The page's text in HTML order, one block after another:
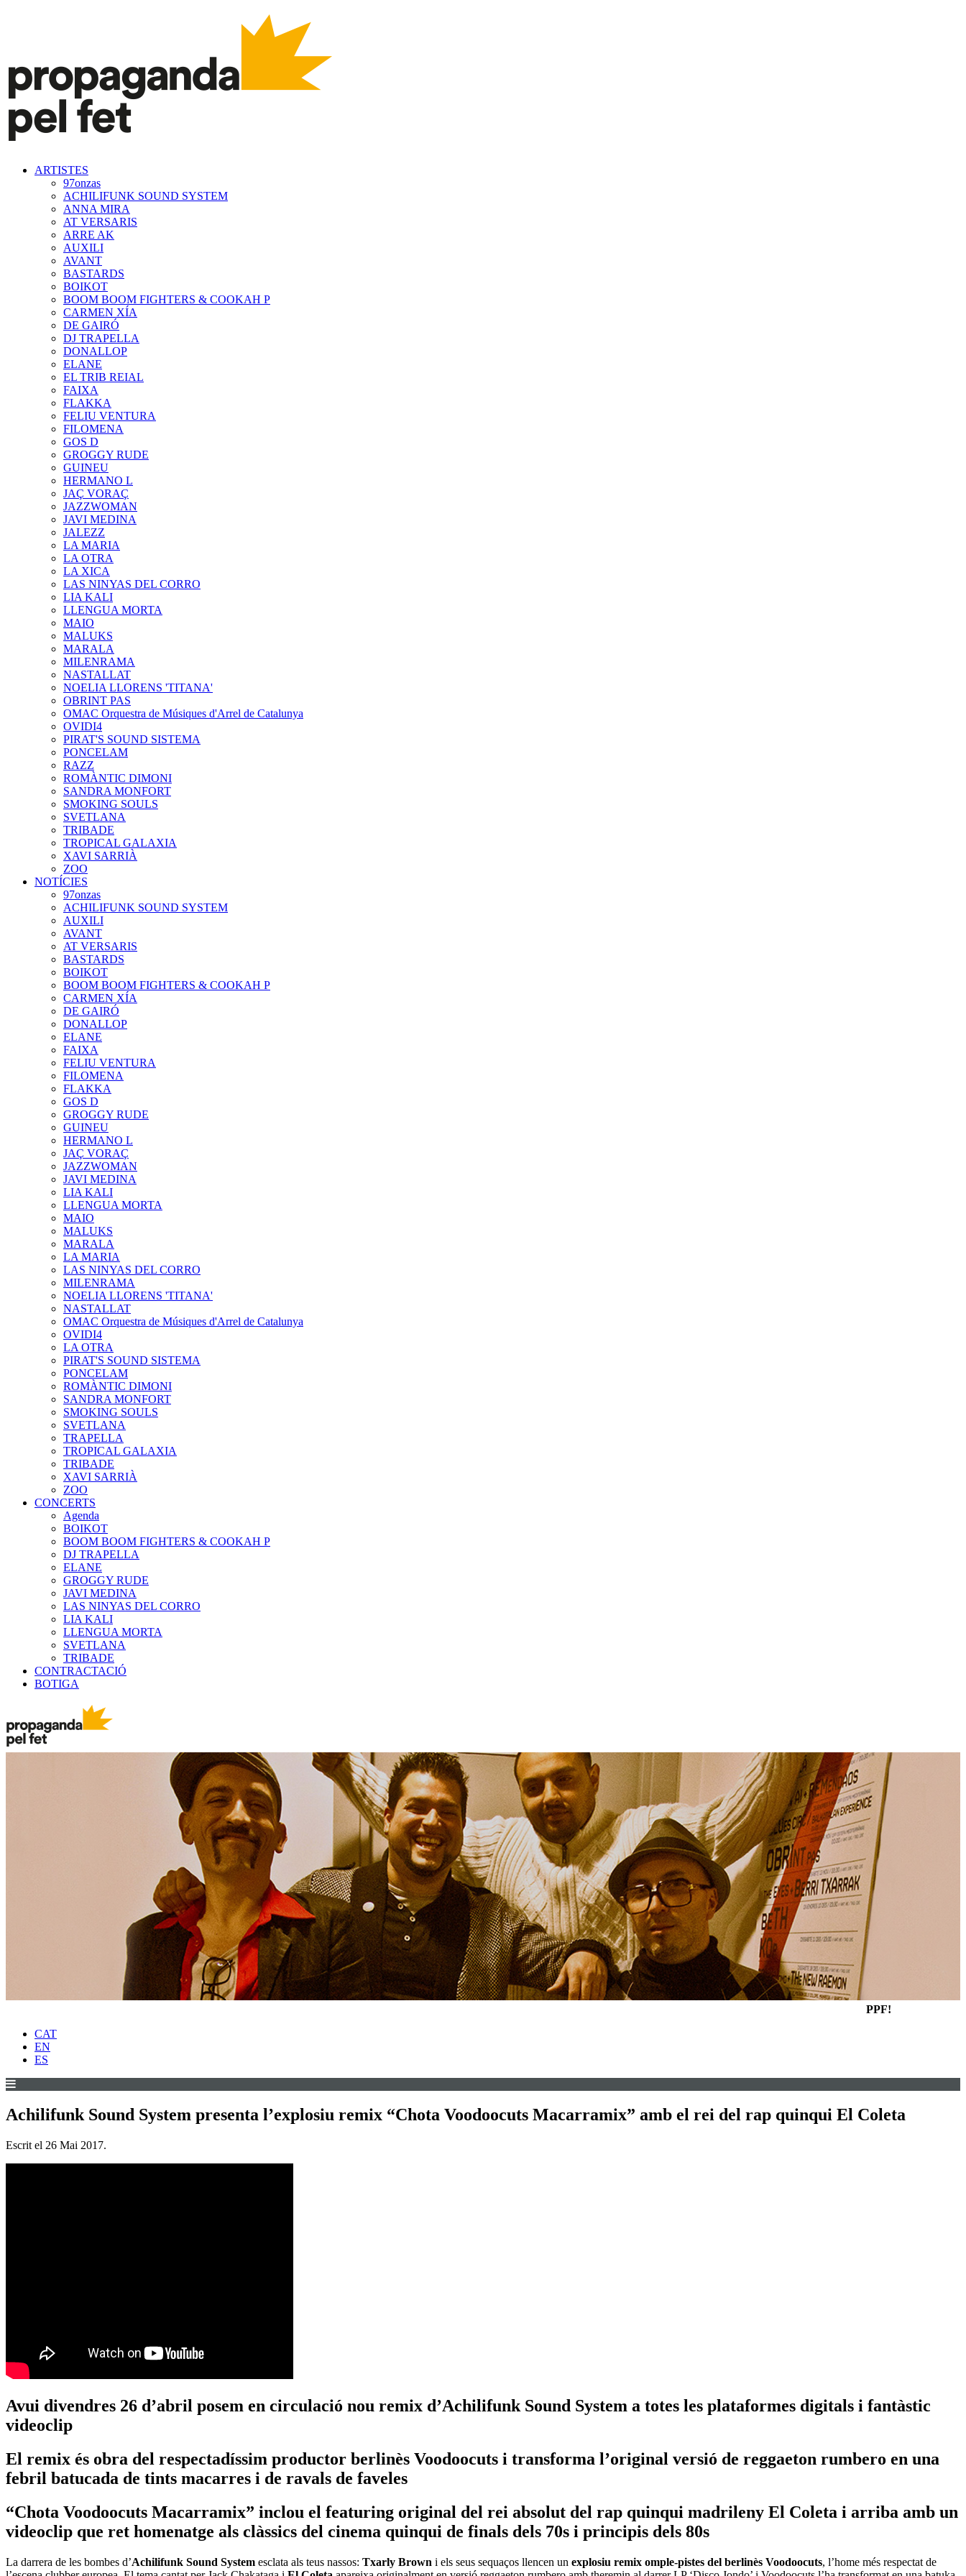
ARTISTES
97onzas
ACHILIFUNK SOUND SYSTEM
ANNA MIRA
AT VERSARIS
ARRE AK
AUXILI
AVANT
BASTARDS
BOIKOT
BOOM BOOM FIGHTERS & COOKAH P
CARMEN XÍA
DE GAIRÓ
DJ TRAPELLA
DONALLOP
ELANE
EL TRIB REIAL
FAIXA
FLAKKA
FELIU VENTURA
FILOMENA
GOS D
GROGGY RUDE
GUINEU
HERMANO L
JAÇ VORAÇ
JAZZWOMAN
JAVI MEDINA
JALEZZ
LA MARIA
LA OTRA
LA XICA
LAS NINYAS DEL CORRO
LIA KALI
LLENGUA MORTA
MAIO
MALUKS
MARALA
MILENRAMA
NASTALLAT
NOELIA LLORENS 'TITANA'
OBRINT PAS
OMAC Orquestra de Músiques d'Arrel de Catalunya
OVIDI4
PIRAT'S SOUND SISTEMA
PONCELAM
RAZZ
ROMÀNTIC DIMONI
SANDRA MONFORT
SMOKING SOULS
SVETLANA
TRIBADE
TROPICAL GALAXIA
XAVI SARRIÀ
ZOO
NOTÍCIES
97onzas
ACHILIFUNK SOUND SYSTEM
AUXILI
AVANT
AT VERSARIS
BASTARDS
BOIKOT
BOOM BOOM FIGHTERS & COOKAH P
CARMEN XÍA
DE GAIRÓ
DONALLOP
ELANE
FAIXA
FELIU VENTURA
FILOMENA
FLAKKA
GOS D
GROGGY RUDE
GUINEU
HERMANO L
JAÇ VORAÇ
JAZZWOMAN
JAVI MEDINA
LIA KALI
LLENGUA MORTA
MAIO
MALUKS
MARALA
LA MARIA
LAS NINYAS DEL CORRO
MILENRAMA
NOELIA LLORENS 'TITANA'
NASTALLAT
OMAC Orquestra de Músiques d'Arrel de Catalunya
OVIDI4
LA OTRA
PIRAT'S SOUND SISTEMA
PONCELAM
ROMÀNTIC DIMONI
SANDRA MONFORT
SMOKING SOULS
SVETLANA
TRAPELLA
TROPICAL GALAXIA
TRIBADE
XAVI SARRIÀ
ZOO
CONCERTS
Agenda
BOIKOT
BOOM BOOM FIGHTERS & COOKAH P
DJ TRAPELLA
ELANE
GROGGY RUDE
JAVI MEDINA
LAS NINYAS DEL CORRO
LIA KALI
LLENGUA MORTA
SVETLANA
TRIBADE
CONTRACTACIÓ
BOTIGA
PPF!
CAT
EN
ES
Achilifunk Sound System presenta l’explosiu remix “Chota Voodoocuts Macarramix” amb el rei del rap quinqui El Coleta
Escrit el 26 Mai 2017.
Avui divendres 26 d’abril posem en circulació nou remix d’Achilifunk Sound System a totes les plataformes digitals i fantàstic
videoclip
El remix és obra del respectadíssim productor berlinès Voodoocuts i transforma l’original versió de reggaeton rumbero en una
febril batucada de tints macarres i de ravals de faveles
“Chota Voodoocuts Macarramix” inclou el featuring original del rei absolut del rap quinqui madrileny El Coleta i arriba amb un
videoclip que ret homenatge als clàssics del cinema quinqui de finals dels 70s i principis dels 80s
La darrera de les bombes d’Achilifunk Sound System esclata als teus nassos: Txarly Brown i els seus sequaços llencen un explosiu remix omple-pistes del berlinès Voodoocuts, l’home més respectat de